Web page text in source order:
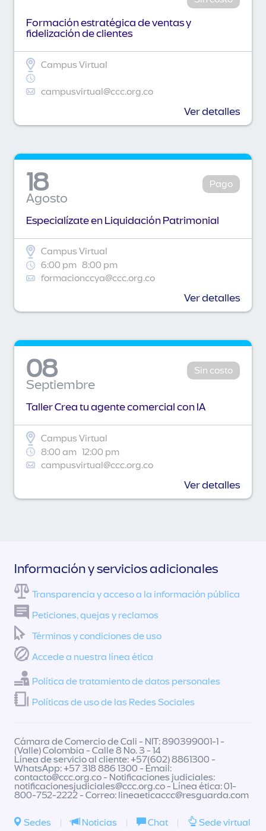
Formación estratégica de ventas y
fidelización de clientes
Campus Virtual
campusvirtual@ccc.org.co
Ver detalles
18
Agosto
Pago
Especialízate en Liquidación Patrimonial
Campus Virtual
6:00 pm 8:00 pm
formacionccya@ccc.org.co
Ver detalles
08
Septiembre
Sin costo
Taller Crea tu agente comercial con IA
Campus Virtual
8:00 am 12:00 pm
campusvirtual@ccc.org.co
Ver detalles
Información y servicios adicionales
Transparencia y acceso a la información pública
Peticiones, quejas y reclamos
Términos y condiciones de uso
Accede a nuestra línea ética
Política de tratamiento de datos personales
Políticas de uso de las Redes Sociales
Cámara de Comercio de Cali - NIT: 890399001-1 -
(Valle) Colombia - Calle 8 No. 3 - 14
Línea de servicio al cliente: +57(602) 8861300 -
WhatsApp: +57 318 886 1300 - Email:
contacto@ccc.org.co- Notificaciones judiciales:
notificacionesjudiciales@ccc.org.co- Línea ética: 01-
800-752-2222 - Correo: lineaeticaccc@resguarda.com
Sedes | Noticias | Chat | Sede virtual